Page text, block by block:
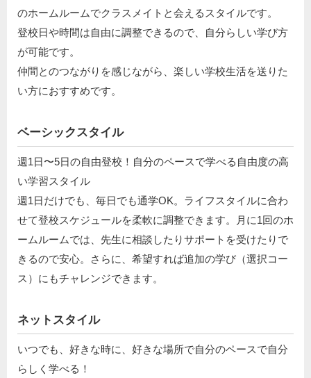
のホームルームでクラスメイトと会えるスタイルです。
登校日や時間は自由に調整できるので、自分らしい学び方
が可能です。
仲間とのつながりを感じながら、楽しい学校生活を送りた
い方におすすめです。
ベーシックスタイル
週1日〜5日の自由登校！自分のペースで学べる自由度の高
い学習スタイル
週1日だけでも、毎日でも通学OK。ライフスタイルに合わ
せて登校スケジュールを柔軟に調整できます。月に1回のホ
ームルームでは、先生に相談したりサポートを受けたりで
きるので安心。さらに、希望すれば追加の学び（選択コー
ス）にもチャレンジできます。
ネットスタイル
いつでも、好きな時に、好きな場所で自分のペースで自分
らしく学べる！